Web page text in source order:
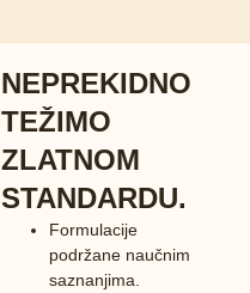
NEPREKIDNO
TEŽIMO
ZLATNOM
STANDARDU.
Formulacije
podržane naučnim
saznanjima.